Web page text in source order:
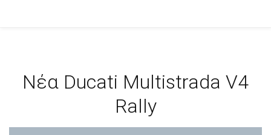
Νέα Ducati Multistrada V4
Rally